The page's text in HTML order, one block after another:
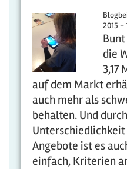
2015 -
die
3,17
auf dem Markt
auch mehr als
behalten. Und
Angebote ist es
einfach, Kriterien